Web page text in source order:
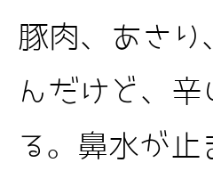
豚肉、あさり
んだけど、辛
る。鼻水が止